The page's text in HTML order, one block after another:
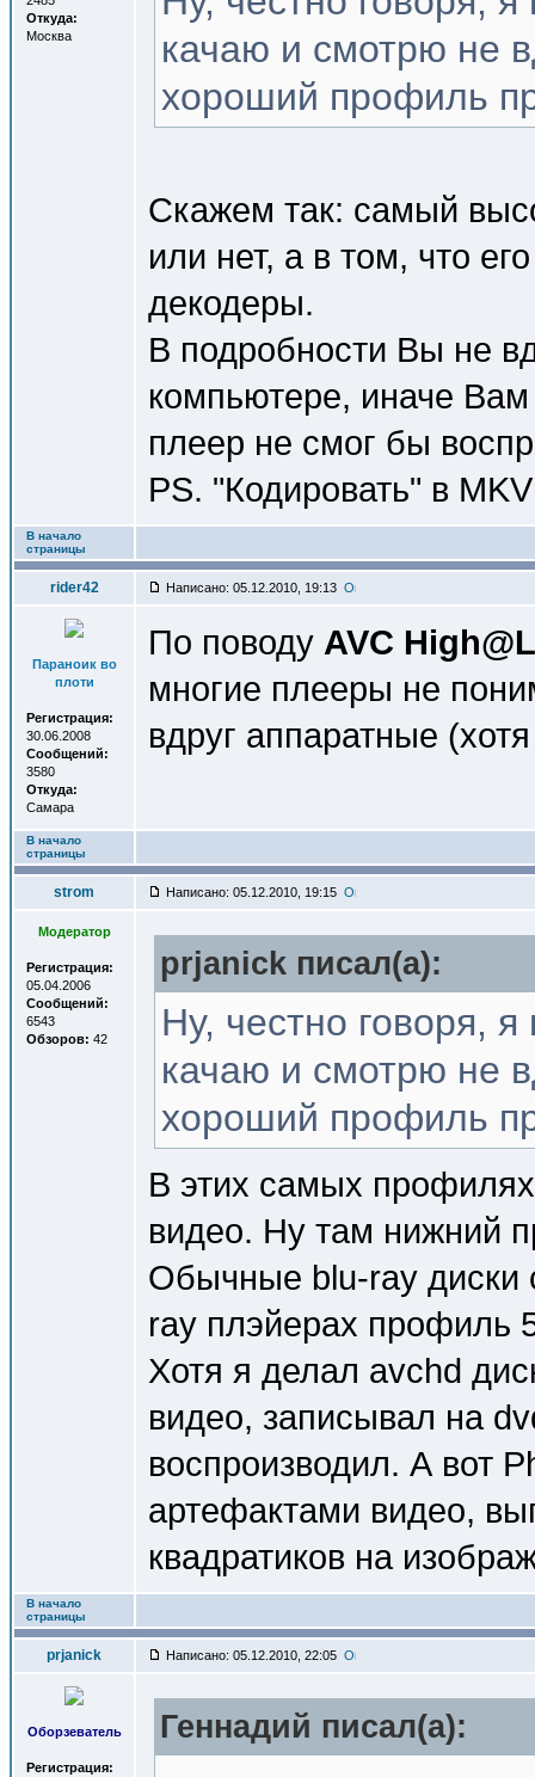
Откуда:
Москва
качаю и смотрю не
хороший профиль
Скажем так: самый
или нет, а в том, что
декодеры.
В подробности Вы не
компьютере, иначе
плеер не смог бы
PS. "Кодировать" в
В начало
страницы
rider42 Написано: 05.12.2010, 19:13
Параноик во
плоти
Регистрация:
30.06.2008
Сообщений:
3580
Откуда:
Самара
По поводу AVC
многие плееры не
вдруг аппаратные
В начало
страницы
strom Написано: 05.12.2010, 19:15
Модератор
Регистрация:
05.04.2006
Сообщений:
6543
Обзоров: 42
prjanick писал(a):
Ну, честно говоря,
качаю и смотрю не
хороший профиль
В этих самых
видео. Ну там нижний
Обычные blu-ray диски
ray плэйерах профиль
Хотя я делал avchd
видео, записывал на
воспроизводил. А вот
артефактами видео,
квадратиков на
В начало
страницы
prjanick Написано: 05.12.2010, 22:05
Оборзеватель
Регистрация:
Геннадий писал(a):